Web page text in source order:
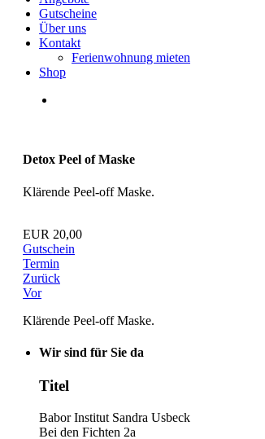
Gutscheine
Über uns
Kontakt
Ferienwohnung mieten
Shop
Detox Peel of Maske
Klärende Peel-off Maske.
EUR 20,00
Gutschein
Termin
Zurück
Vor
Klärende Peel-off Maske.
Wir sind für Sie da
Titel
Babor Institut Sandra Usbeck
Bei den Fichten 2a